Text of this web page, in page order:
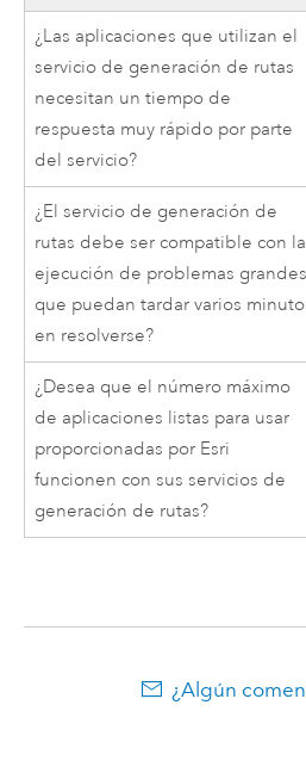
¿Las aplicaciones que utilizan el
servicio de generación de rutas
necesitan un tiempo de
respuesta muy rápido por parte
del servicio?
¿El servicio de generación de
rutas debe ser compatible con la
ejecución de problemas grandes
que puedan tardar varios
en resolverse?
¿Desea que el número máximo
de aplicaciones listas para usar
proporcionadas por Esri
funcionen con sus servicios de
generación de rutas?
¿Algún